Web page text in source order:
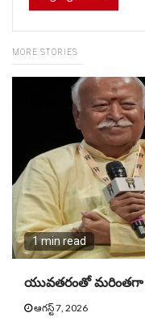
MORE STORIES
1 min read
యువతరంతో
ఆగస్ట్ 7, 2026